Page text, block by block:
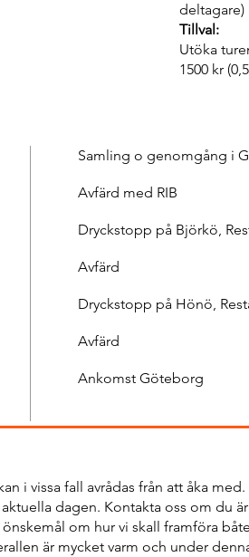
deltagare)
Tillval:
Utöka
1500 kr
i vissa fall avrådas från att åka
dagen. Kontakta oss om du är
om hur vi skall framföra
är mycket varm och under
Samling o genomgång i
Avfärd med RIB
Dryckstopp på Björkö,
Avfärd
Dryckstopp på Hönö,
Avfärd
Ankomst Göteborg